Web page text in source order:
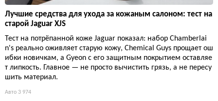
Лучшие средства для ухода за кожаным салоном: тест на
старой Jaguar XJS
Тест на потрёпанной коже Jaguar показал: набор Chamberlai
n's реально оживляет старую кожу, Chemical Guys прощает ош
ибки новичкам, а Gyeon с его защитным покрытием оставляе
т липкость. Главное — не просто вычистить грязь, а не пересу
шить материал.
Авто 3 974